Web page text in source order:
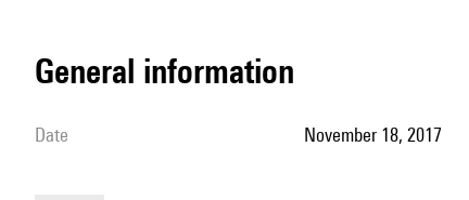
general information
date November 18, 2017